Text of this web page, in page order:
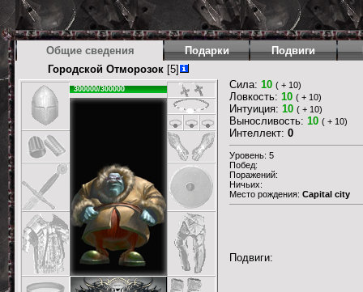
Общие сведения Подарки Подвиги
Городской Отморозок [5]
300000/300000 Сила: 10 ( + 10)
Ловкость: 10 ( + 10)
Интуиция: 10 ( + 10)
Выносливость: 10 ( + 10)
Интеллект: 0
Уровень: 5
Побед:
Поражений:
Ничьих:
Место рождения: Capital city
Подвиги: